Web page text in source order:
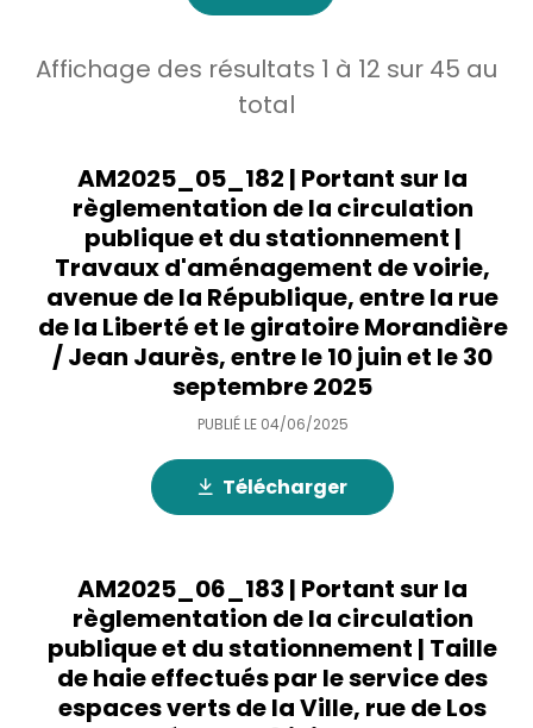
Affichage des résultats 1 à 12 sur 45 au
total
AM2025_05_182 | Portant sur la
règlementation de la circulation
publique et du stationnement |
Travaux d'aménagement de voirie,
avenue de la République, entre la rue
de la Liberté et le giratoire Morandière
/ Jean Jaurès, entre le 10 juin et le 30
septembre 2025
PUBLIÉ LE 04/06/2025
Télécharger
AM2025_06_183 | Portant sur la
règlementation de la circulation
publique et du stationnement | Taille
de haie effectués par le service des
espaces verts de la Ville, rue de Los